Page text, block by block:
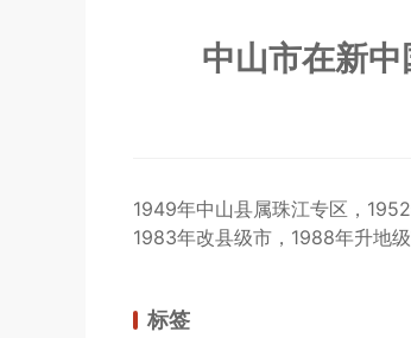
中山市在新
1949年中山县属珠江专区，
1983年改县级市，1988年升地
标签